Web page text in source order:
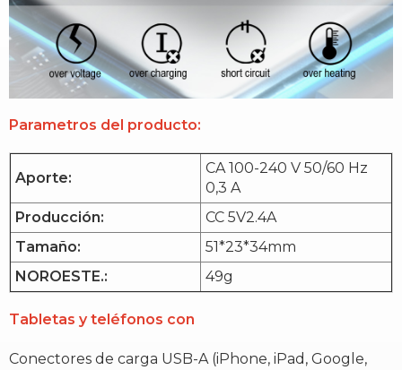
Parametros del producto:
Aporte:
CA 100-240 V 50/60 Hz
0,3 A
Producción:
CC 5V2.4A
Tamaño:
51*23*34mm
NOROESTE.:
49g
Tabletas y teléfonos con
Conectores de carga USB-A (iPhone, iPad, Google,